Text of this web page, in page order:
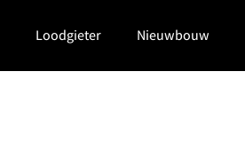
Loodgieter Nieuwbouw